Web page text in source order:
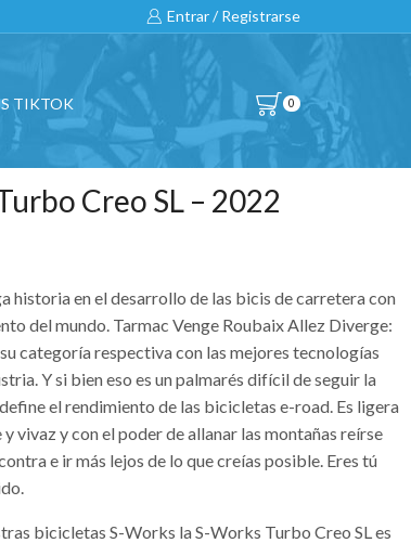
Entrar / Registrarse
TIKTOK 0
Creo SL – 2022
historia en el desarrollo de las bicis de carretera con
del mundo. Tarmac Venge Roubaix Allez Diverge:
categoría respectiva con las mejores tecnologías
Y si bien eso es un palmarés difícil de seguir la
el rendimiento de las bicicletas e-road. Es ligera
vivaz y con el poder de allanar las montañas reírse
e ir más lejos de lo que creías posible. Eres tú
bicicletas S-Works la S-Works Turbo Creo SL es